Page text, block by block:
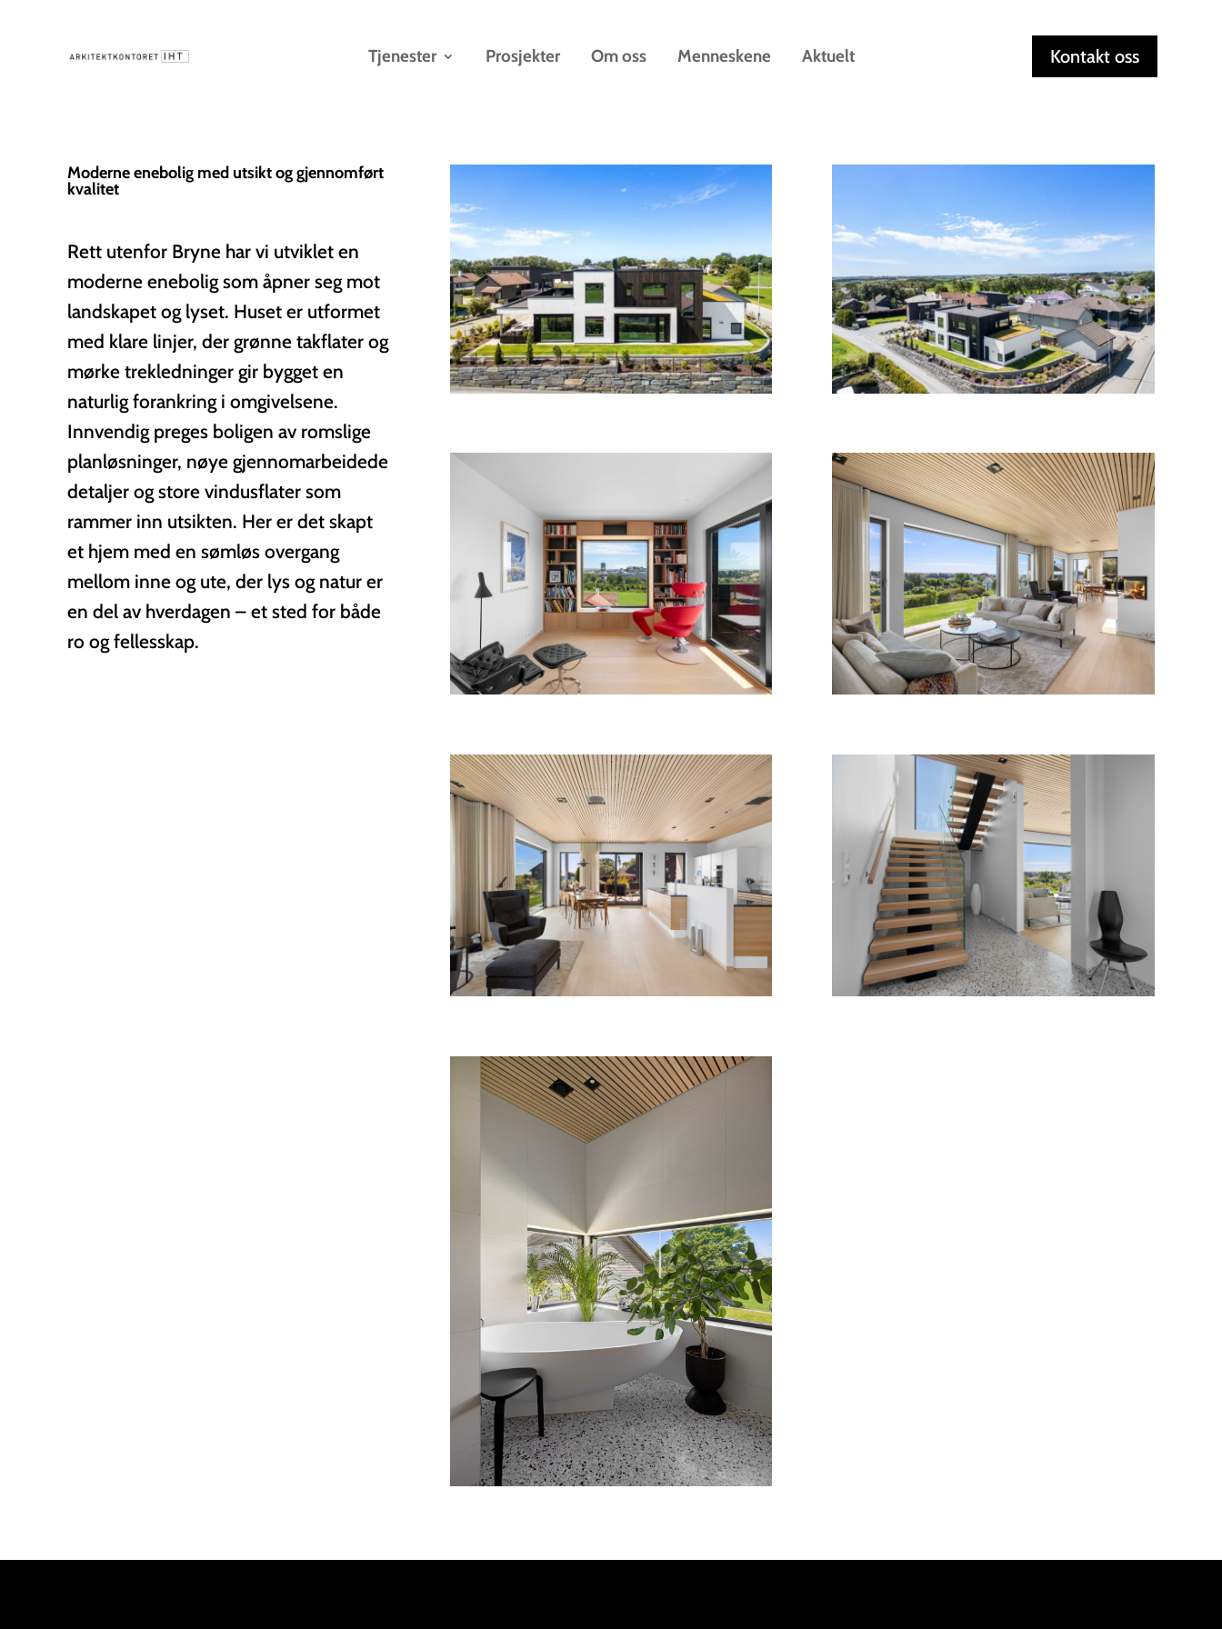
Tjenester Prosjekter Om oss Menneskene Aktuelt Kontakt oss
Moderne enebolig med utsikt og gjennomført
kvalitet
Rett utenfor Bryne har vi utviklet en
moderne enebolig som åpner seg mot
landskapet og lyset. Huset er utformet
med klare linjer, der grønne takflater og
mørke trekledninger gir bygget en
naturlig forankring i omgivelsene.
Innvendig preges boligen av romslige
planløsninger, nøye gjennomarbeidede
detaljer og store vindusflater som
rammer inn utsikten. Her er det skapt
et hjem med en sømløs overgang
mellom inne og ute, der lys og natur er
en del av hverdagen – et sted for både
ro og fellesskap.